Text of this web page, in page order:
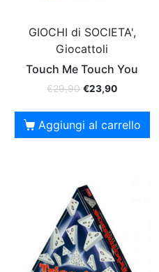
GIOCHI di SOCIETA',
Giocattoli
Touch Me Touch You
€29,90 €23,90
Aggiungi al carrello